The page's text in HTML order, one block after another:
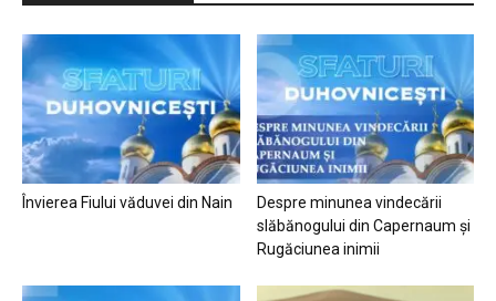
Învierea Fiului văduvei din Nain
Despre minunea vindecării
slăbănogului din Capernaum și
Rugăciunea inimii